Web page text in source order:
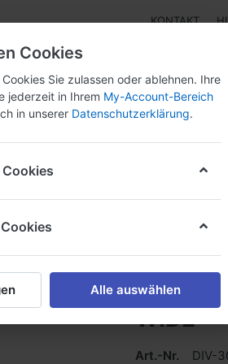
KONTAKT
Schnäppchenecke
WIDE
Art.-Nr. DIV-
Cookies
Sie zulassen oder ablehnen. Ihre
jederzeit in Ihrem My-Account-Bereich
in unserer Datenschutzerklärung.
Alle auswählen